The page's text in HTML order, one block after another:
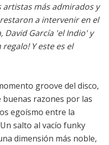
artistas más admirados y
a intervenir en el
David García 'el Indio' y
Y este es el
groove del disco,
razones por las
egoísmo entre la
salto al vacío funky
dimensión más noble,